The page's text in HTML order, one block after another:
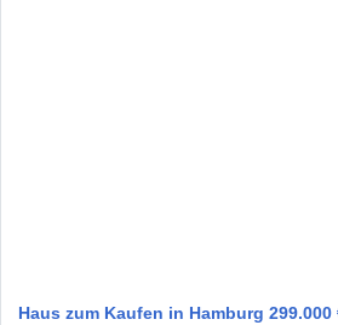
Haus zum Kaufen in Hamburg 299.000